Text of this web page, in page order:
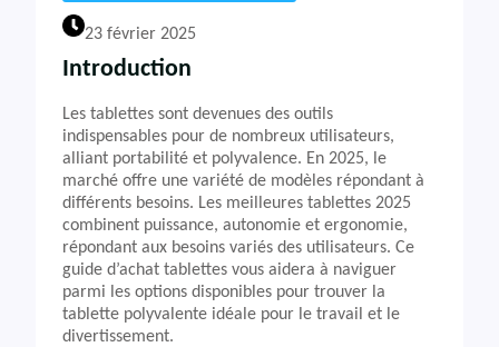
23 février 2025
Introduction
Les tablettes sont devenues des outils
indispensables pour de nombreux utilisateurs,
alliant portabilité et polyvalence. En 2025, le
marché offre une variété de modèles répondant à
différents besoins. Les meilleures tablettes 2025
combinent puissance, autonomie et ergonomie,
répondant aux besoins variés des utilisateurs. Ce
guide d’achat tablettes vous aidera à naviguer
parmi les options disponibles pour trouver la
tablette polyvalente idéale pour le travail et le
divertissement.